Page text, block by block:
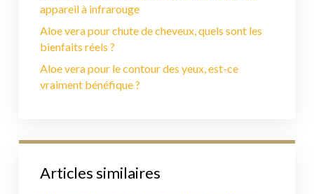
appareil à infrarouge
Aloe vera pour chute de cheveux, quels sont les
bienfaits réels ?
Aloe vera pour le contour des yeux, est-ce
vraiment bénéfique ?
Articles similaires